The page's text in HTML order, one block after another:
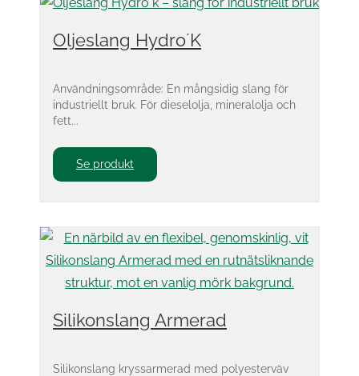
Oljeslang Hydro´K
Användningsområde: En mångsidig slang för
industriellt bruk. För dieselolja, mineralolja och
fett...
Se produkt
Silikonslang Armerad
Silikonslang kryssarmerad med polyesterväv